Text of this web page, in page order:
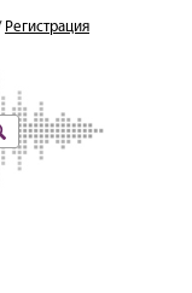
Регистрация